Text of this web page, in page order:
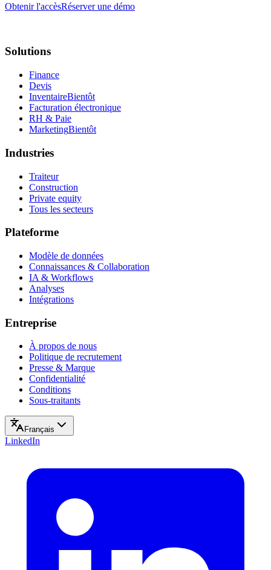
Obtenir l'accèsRéserver une démo
Solutions
Finance
Devis
InventaireBientôt
Facturation électronique
RH & Paie
MarketingBientôt
Industries
Traiteur
Construction
Private equity
Tous les secteurs
Plateforme
Modèle de données
Connaissances & Collaboration
IA & Workflows
Analyses
Intégrations
Entreprise
À propos de nous
Politique de recrutement
Presse & Marque
Confidentialité
Conditions
Sous-traitants
Français
LinkedIn